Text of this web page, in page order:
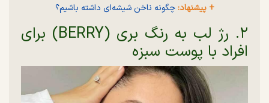
+ پیشنهاد:چگونه ناخن شیشه‌ای داشته باشیم؟
۲. رژ لب به رنگ بری (BERRY) برای
افراد با پوست سبزه